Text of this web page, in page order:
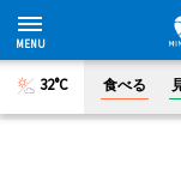
32°C 食べる